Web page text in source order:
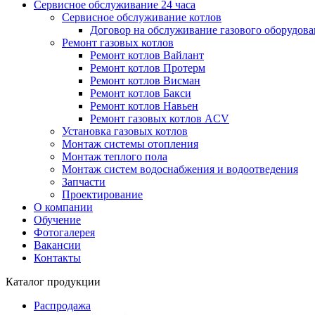
Сервисное обслуживание 24 часа
Сервисное обслуживание котлов
Договор на обслуживание газового
Ремонт газовых котлов
Ремонт котлов Вайлант
Ремонт котлов Протерм
Ремонт котлов Висман
Ремонт котлов Бакси
Ремонт котлов Навьен
Ремонт газовых котлов ACV
Установка газовых котлов
Монтаж системы отопления
Монтаж теплого пола
Монтаж систем водоснабжения и водоотведения
Запчасти
Проектирование
О компании
Обучение
Фотогалерея
Вакансии
Контакты
Каталог продукции
Распродажа